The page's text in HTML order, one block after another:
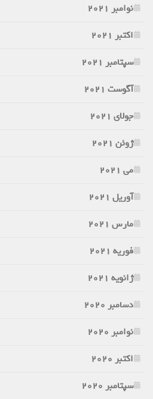
نوامبر 2021
اکتبر 2021
سپتامبر 2021
آگوست 2021
جولای 2021
ژوئن 2021
می 2021
آوریل 2021
مارس 2021
فوریه 2021
ژانویه 2021
دسامبر 2020
نوامبر 2020
اکتبر 2020
سپتامبر 2020